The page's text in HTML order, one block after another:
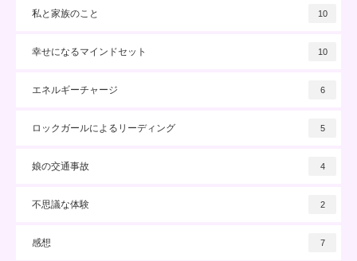
私と家族のこと 10
幸せになるマインドセット 10
エネルギーチャージ 6
ロックガールによるリーディング 5
娘の交通事故 4
不思議な体験 2
感想 7